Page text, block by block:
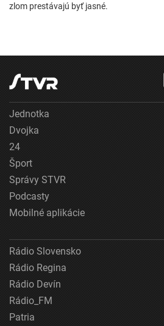
zlom prestávajú byť jasné.
Jednotka
Dvojka
24
Šport
Správy STVR
Podcasty
Mobilné aplikácie
Rádio Slovensko
Rádio Regina
Rádio Devín
Rádio_FM
Patria